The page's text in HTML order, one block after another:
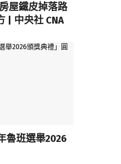
屋鐵皮掉落路
| 中央社 CNA
魯班選舉2026